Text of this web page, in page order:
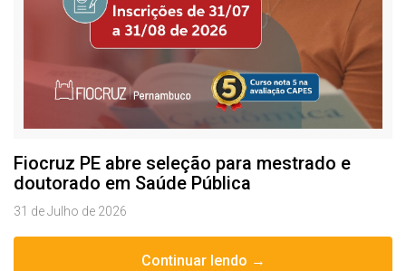
Fiocruz PE abre seleção para mestrado e
doutorado em Saúde Pública
31 de Julho de 2026
Continuar lendo →